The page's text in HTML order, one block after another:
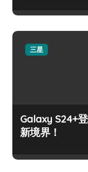
三星
Galaxy S24+
新境界！